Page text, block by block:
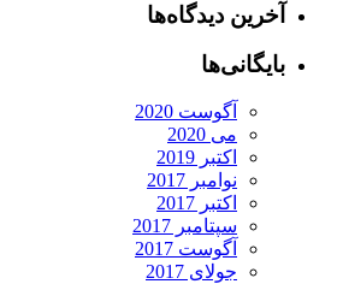
دیدگاه‌ها
آگوست 2020
سپتامبر 2017
آگوست 2017
جولای 2017